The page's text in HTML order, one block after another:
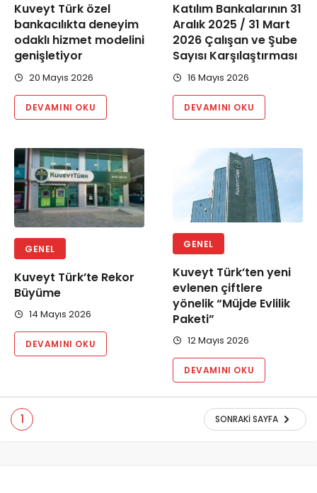
Kuveyt Türk özel
bankacılıkta deneyim
odaklı hizmet modelini
genişletiyor
20 Mayıs 2026
DEVAMINI OKU
Katılım Bankalarının 31
Aralık 2025 / 31 Mart
2026 Çalışan ve Şube
Sayısı Karşılaştırması
16 Mayıs 2026
DEVAMINI OKU
GENEL
Kuveyt Türk’te Rekor
Büyüme
14 Mayıs 2026
DEVAMINI OKU
GENEL
Kuveyt Türk’ten yeni
evlenen çiftlere
yönelik “Müjde Evlilik
Paketi”
12 Mayıs 2026
DEVAMINI OKU
1 SONRAKI SAYFA